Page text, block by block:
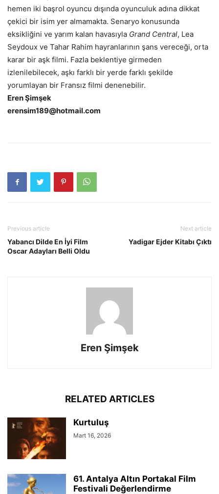
hemen iki başrol oyuncu dışında oyunculuk adına dikkat
çekici bir isim yer almamakta. Senaryo konusunda
eksikliğini ve yarım kalan havasıyla Grand Central, Lea
Seydoux ve Tahar Rahim hayranlarının şans vereceği, orta
karar bir aşk filmi. Fazla beklentiye girmeden
izlenilebilecek, aşkı farklı bir yerde farklı şekilde
yorumlayan bir Fransız filmi denenebilir.
Eren Şimşek
erensim189@hotmail.com
Previous article
Yabancı Dilde En İyi Film
Oscar Adayları Belli Oldu
Next article
Yadigar Ejder Kitabı Çıktı
Eren Şimşek
RELATED ARTICLES
Kurtuluş
Mart 16, 2026
61. Antalya Altın Portakal Film
Festivali Değerlendirme